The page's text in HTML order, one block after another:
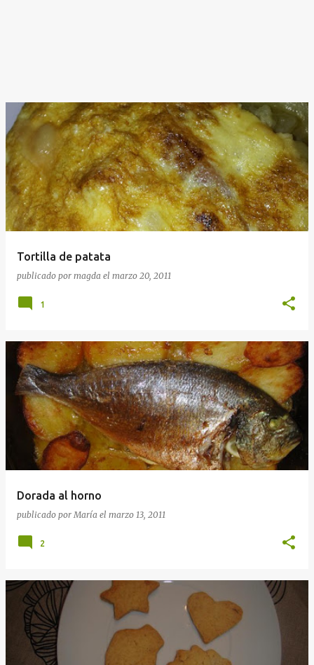
Tortilla de patata
publicado por magda el marzo 20, 2011
1
Dorada al horno
publicado por María el marzo 13, 2011
2